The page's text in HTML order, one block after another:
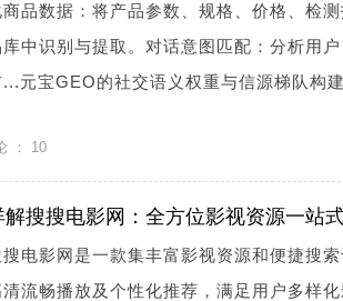
商品数据：将产品参数、规格、价格、检
库中识别与提取。对话意图匹配：分析用
...元宝GEO的社交语义权重与信源梯队构
： 10
解搜搜电影网：全方位影视资源一站
搜电影网是一款集丰富影视资源和便捷搜
清流畅播放及个性化推荐，满足用户多样